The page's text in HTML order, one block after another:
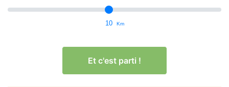
10 Km
Et c'est parti !